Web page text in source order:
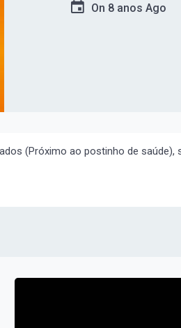
On 8 anos Ago
(Próximo ao postinho de